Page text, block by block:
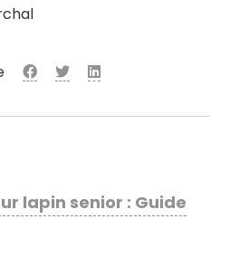
lapin senior : Guide